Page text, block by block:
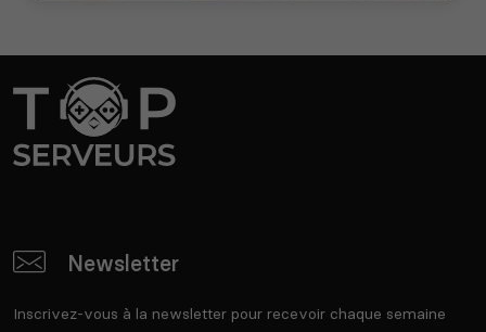
Newsletter
Inscrivez-vous à la newsletter pour recevoir chaque semaine